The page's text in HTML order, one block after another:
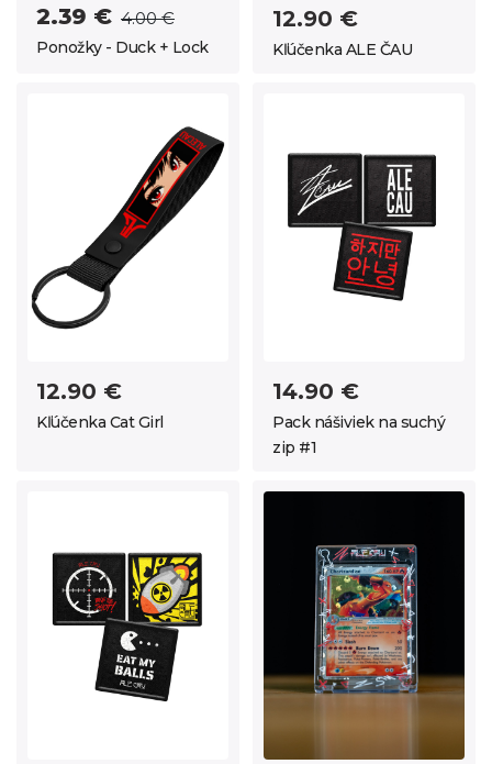
2.39 € 4.00 €
Ponožky - Duck + Lock
12.90 €
Kľúčenka ALE ČAU
12.90 €
Kľúčenka Cat Girl
14.90 €
Pack nášiviek na suchý
zip #1